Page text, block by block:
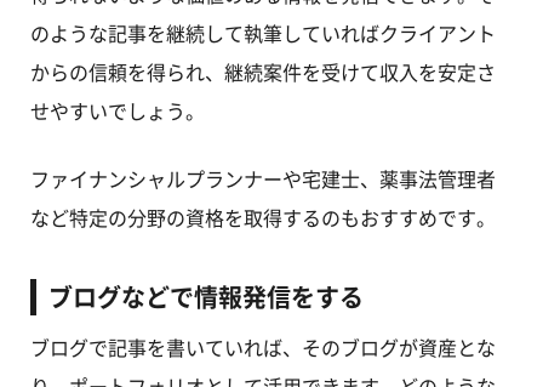
のような記事を継続して執筆していればクライアント
からの信頼を得られ、継続案件を受けて収入を安定さ
せやすいでしょう。
ファイナンシャルプランナーや宅建士、薬事法管理者
など特定の分野の資格を取得するのもおすすめです。
ブログなどで情報発信をする
ブログで記事を書いていれば、そのブログが資産とな